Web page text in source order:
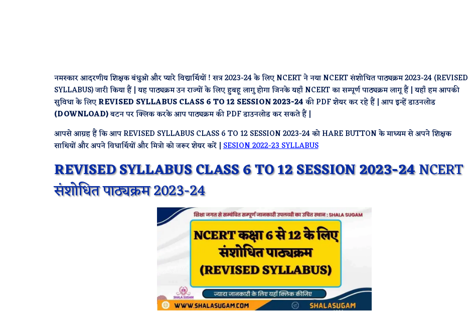
नमस्कार आदरणीय शिक्षक बंधुओ और प्यारे विद्यार्थियों ! सत्र 2023-24 के लिए NCERT ने नया NCERT संशोधित पाठ्यक्रम 2023-24 (REVISED
SYLLABUS) जारी किया हैं | यह पाठ्यक्रम उन राज्यों के लिए हुबहू लागु होगा जिनके यहाँ NCERT का सम्पूर्ण पाठ्यक्रम लागू हैं | यहाँ हम आपकी
सुविधा के लिएREVISED SYLLABUS CLASS 6 TO 12 SESSION 2023-24की PDF शेयर कर रहे हैं | आप इन्हें डाउनलोड
(DOWNLOAD)बटन पर क्लिक करके आप पाठ्यक्रम की PDF डाउनलोड कर सकते हैं |
आपसे आग्रह हैं कि आप REVISED SYLLABUS CLASS 6 TO 12 SESSION 2023-24 को HARE BUTTON के माध्यम से अपने शिक्षक
साथियों और अपने विधार्थियों और मित्रो को जरूर शेयर करें |SESION 2022-23 SYLLABUS
REVISED SYLLABUS CLASS 6 TO 12 SESSION 2023-24NCERT
संशोधित पाठ्यक्रम 2023-24